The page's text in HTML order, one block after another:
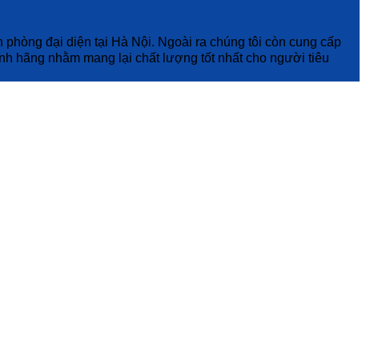
đại diện tại Hà Nội. Ngoài ra chúng tôi còn cung cấp
hãng nhằm mang lại chất lượng tốt nhất cho người tiêu